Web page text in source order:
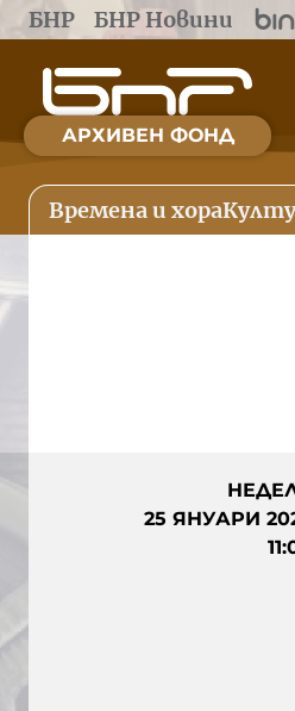
БНР БНР Новини
АРХИВЕН ФОНД
Времена и хора
25 ЯНУАРИ